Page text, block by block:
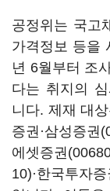
공정위는 국고
가격정보 등을
년 6월부터 조
다는 취지의
니다. 제재 대
증권·삼성증권
에셋증권
10)·한국투자